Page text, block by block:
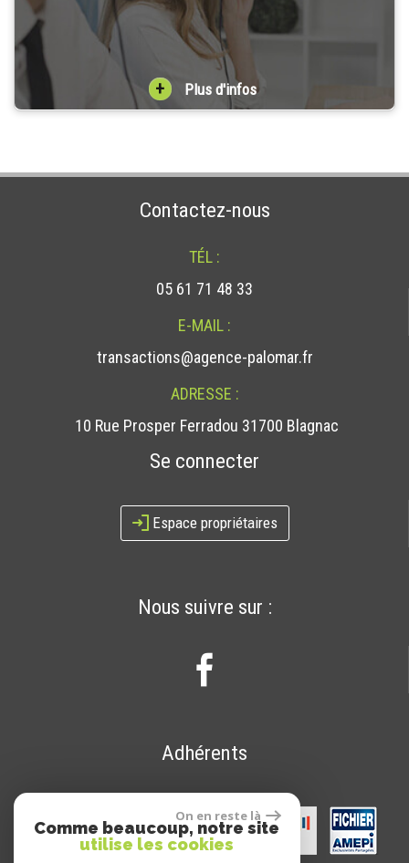
+ Plus d'infos
Contactez-nous
TÉL :
05 61 71 48 33
E-MAIL :
transactions@agence-palomar.fr
ADRESSE :
10 Rue Prosper Ferradou 31700 Blagnac
Nous suivre sur :
Adhérents
Se connecter
Espace propriétaires
On en reste là
Comme beaucoup, notre site
utilise les cookies